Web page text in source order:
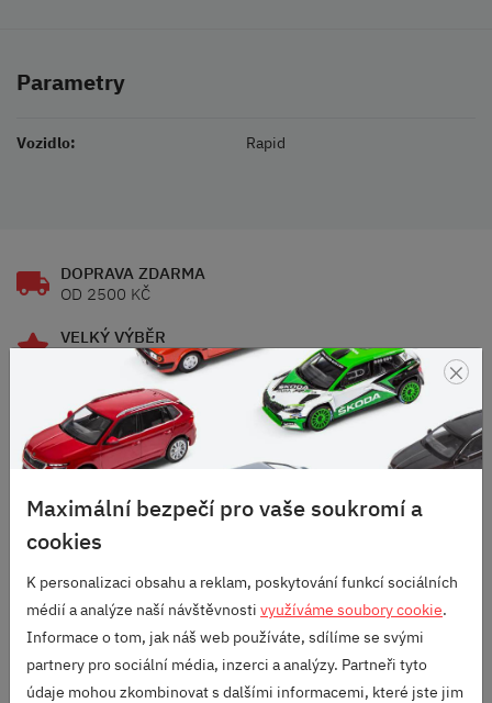
Parametry
Vozidlo: Rapid
DOPRAVA ZDARMA
OD 2500 KČ
VELKÝ VÝBĚR
RODINNÁ FIRMA
S DLOUHOU TRADICÍ
SKVĚLÉ HODNOCENÍ
Odebírej náš newsletter
a vždycky budeš vědět, jaký ALU kola máme v akci, co najdeš
novýho v nabídce a do mailu ti přiletí nějaký počteníčko z našeho
blogu "Pod kapotou".
×
Maximální bezpečí pro vaše soukromí a
cookies
K personalizaci obsahu a reklam, poskytování funkcí sociálních
médií a analýze naší návštěvnosti využíváme soubory cookie.
Informace o tom, jak náš web používáte, sdílíme se svými
partnery pro sociální média, inzerci a analýzy. Partneři tyto
údaje mohou zkombinovat s dalšími informacemi, které jste jim